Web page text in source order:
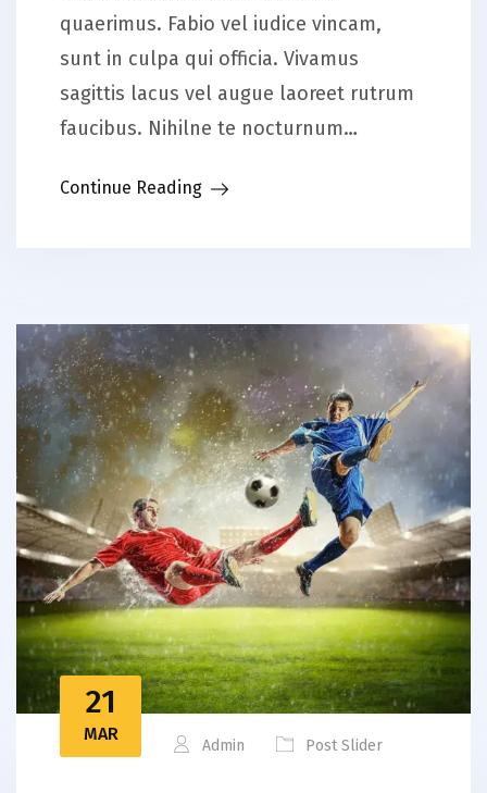
quaerimus. Fabio vel iudice vincam,
sunt in culpa qui officia. Vivamus
sagittis lacus vel augue laoreet rutrum
faucibus. Nihilne te nocturnum…
Continue Reading
21
MAR
Admin Post Slider